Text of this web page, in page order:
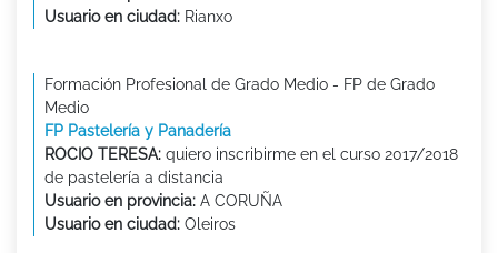
Usuario en ciudad: Rianxo
Formación Profesional de Grado Medio - FP de Grado
Medio
FP Pastelería y Panadería
ROCIO TERESA: quiero inscribirme en el curso 2017/2018
de pastelería a distancia
Usuario en provincia: A CORUÑA
Usuario en ciudad: Oleiros